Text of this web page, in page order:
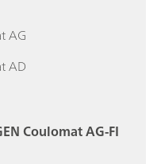
AG
AD
Coulomat AG-FI